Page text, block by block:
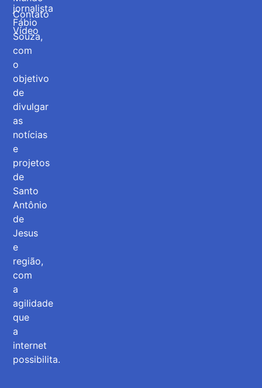
jornalista
Fábio
Souza,
com
o
objetivo
de
divulgar
as
notícias
e
projetos
de
Santo
Antônio
de
Jesus
e
região,
com
a
agilidade
que
a
internet
possibilita.
Contato
Vídeo